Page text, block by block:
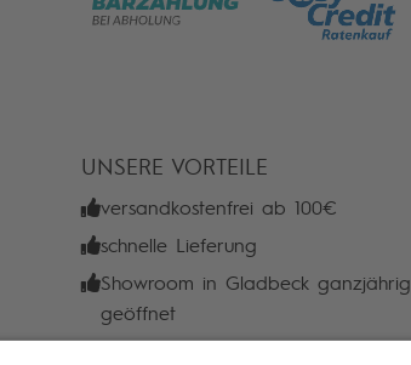
UNSERE VORTEILE
versandkostenfrei ab 100€
schnelle Lieferung
Showroom in Gladbeck ganzjährig
geöffnet
Top Service & Beratung vor Ort